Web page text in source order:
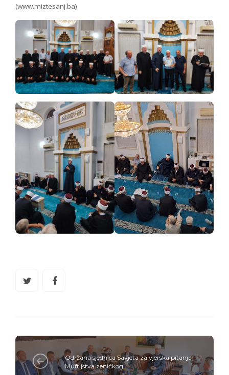
(www.miztesanj.ba)
Održana sjednica Savjeta za vjerska pitanja
Muftijstva zeničkog